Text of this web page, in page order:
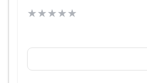
★★★★★